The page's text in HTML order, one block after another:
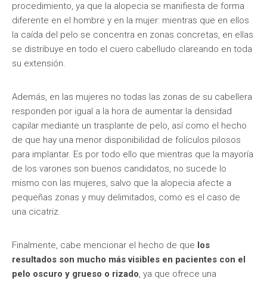
procedimiento, ya que la alopecia se manifiesta de forma
diferente en el hombre y en la mujer: mientras que en ellos
la caída del pelo se concentra en zonas concretas, en ellas
se distribuye en todo el cuero cabelludo clareando en toda
su extensión.
Además, en las mujeres no todas las zonas de su cabellera
responden por igual a la hora de aumentar la densidad
capilar mediante un trasplante de pelo, así como el hecho
de que hay una menor disponibilidad de folículos pilosos
para implantar. Es por todo ello que mientras que la mayoría
de los varones son buenos candidatos, no sucede lo
mismo con las mujeres, salvo que la alopecia afecte a
pequeñas zonas y muy delimitados, como es el caso de
una cicatriz.
Finalmente, cabe mencionar el hecho de que los
resultados son mucho más visibles en pacientes con el
pelo oscuro y grueso o rizado, ya que ofrece una